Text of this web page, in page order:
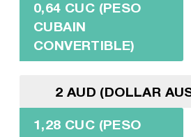
0,64 CUC (PESO
CUBAIN
CONVERTIBLE)
2 AUD (DOLLAR
1,28 CUC (PESO